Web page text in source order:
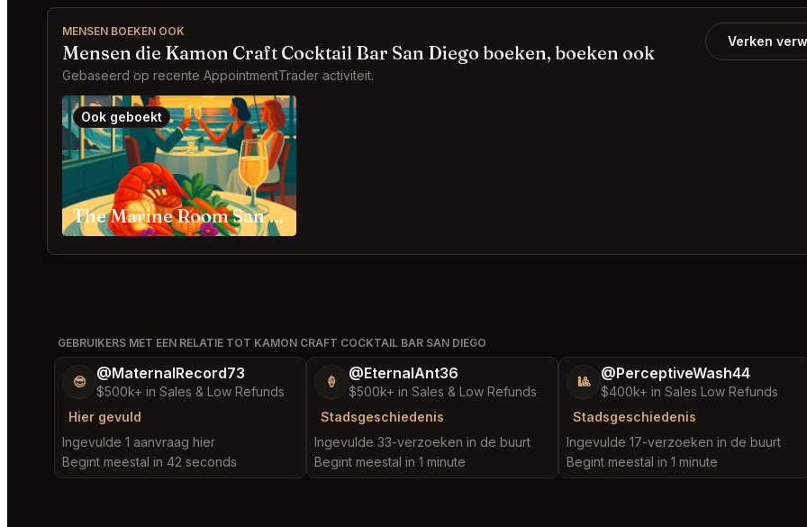
MENSEN BOEKEN OOK
Mensen die Kamon Craft Cocktail Bar San Diego boeken, boeken ook
Gebaseerd op recente AppointmentTrader activiteit.
Verken
Ook geboekt
The Marine Room San Diego
GEBRUIKERS MET EEN RELATIE TOT KAMON CRAFT COCKTAIL BAR SAN DIEGO
😎 @MaternalRecord73
$500k+ in Sales & Low Refunds
Hier gevuld
Ingevulde 1 aanvraag hier
Begint meestal in 42 seconds
🍦 @EternalAnt36
$500k+ in Sales & Low Refunds
Stadsgeschiedenis
Ingevulde 33-verzoeken in de buurt
Begint meestal in 1 minute
🎱 @PerceptiveWash44
$400k+ in Sales Low Refunds
Stadsgeschiedenis
Ingevulde 17-verzoeken in de buurt
Begint meestal in 1 minute